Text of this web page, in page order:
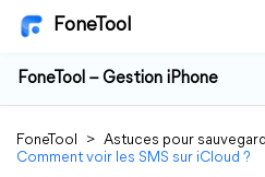
FoneTool
FoneTool – Gestion iPhone
FoneTool > Astuces pour
Comment voir les SMS sur iCloud ?